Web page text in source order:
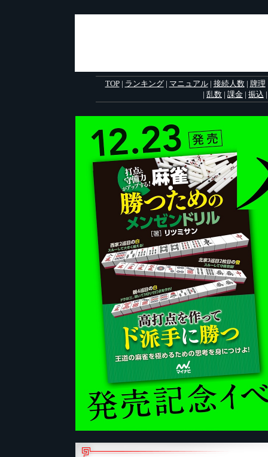
TOP | ランキング | マニュアル | 接続人数 | 牌理
| 乱数 | 課金 | 振込